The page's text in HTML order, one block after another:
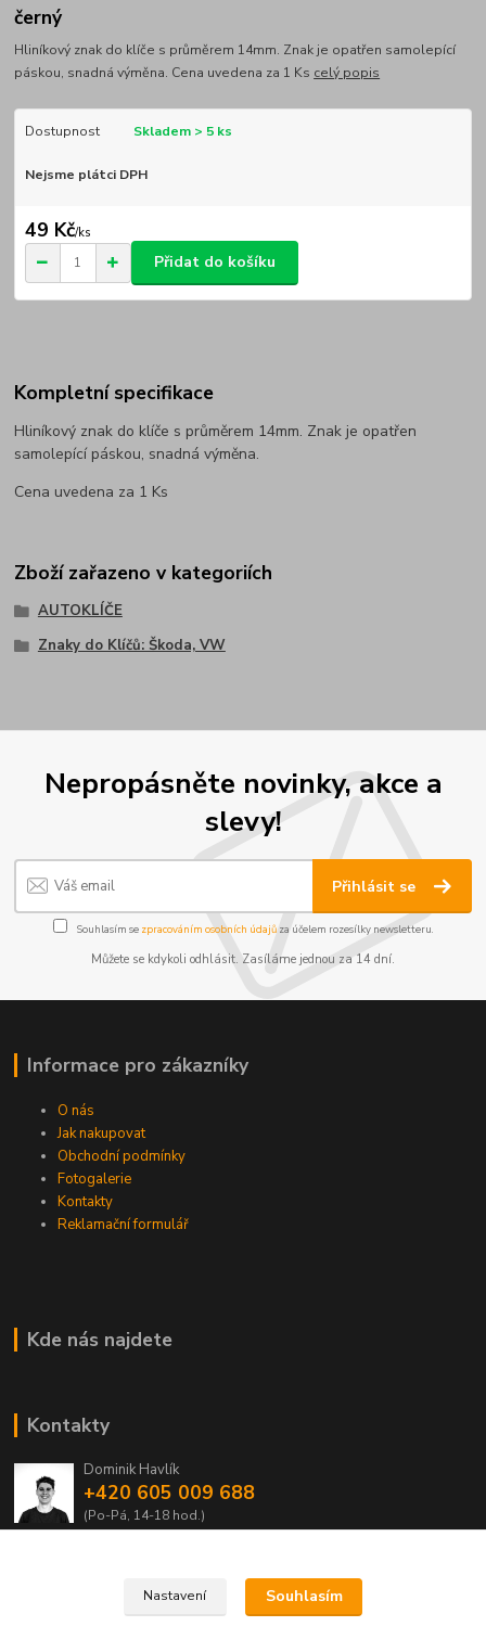
černý
Hliníkový znak do klíče s průměrem 14mm. Znak je opatřen samolepící
páskou, snadná výměna. Cena uvedena za 1 Ks celý popis
Dostupnost Skladem > 5 ks
Nejsme plátci DPH
49 Kč/ks
Přidat do košíku
Kompletní specifikace
Hliníkový znak do klíče s průměrem 14mm. Znak je opatřen
samolepící páskou, snadná výměna.
Cena uvedena za 1 Ks
Zboží zařazeno v kategoriích
AUTOKLÍČE
Znaky do Klíčů: Škoda, VW
Nepropásněte novinky, akce a
slevy!
Přihlásit se
Souhlasím se zpracováním osobních údajůza účelem rozesílky newsletteru.
Můžete se kdykoli odhlásit. Zasíláme jednou za 14 dní.
Informace pro zákazníky
O nás
Jak nakupovat
Obchodní podmínky
Fotogalerie
Kontakty
Reklamační formulář
Kde nás najdete
Kontakty
Dominik Havlík
+420 605 009 688
(Po-Pá, 14-18 hod.)
Nastavení Souhlasím